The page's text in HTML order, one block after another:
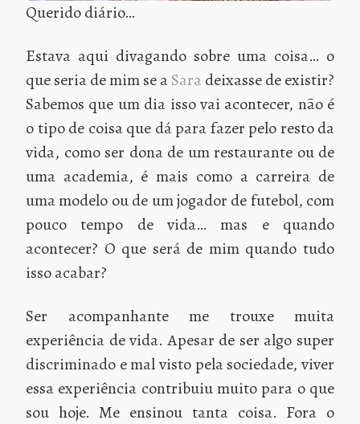
Querido diário…
Estava aqui divagando sobre uma coisa… o
que seria de mim se aSara deixasse de existir?
Sabemos que um dia isso vai acontecer, não é
o tipo de coisa que dá para fazer pelo resto da
vida, como ser dona de um restaurante ou de
uma academia, é mais como a carreira de
uma modelo ou de um jogador de futebol, com
pouco tempo de vida… mas e quando
acontecer? O que será de mim quando tudo
isso acabar?
Ser acompanhante me trouxe muita
experiência de vida. Apesar de ser algo super
discriminado e mal visto pela sociedade, viver
essa experiência contribuiu muito para o que
sou hoje. Me ensinou tanta coisa. Fora o